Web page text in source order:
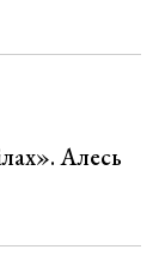
Алесь